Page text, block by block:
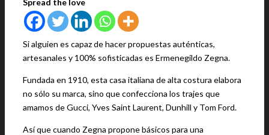
Spread the love
Si alguien es capaz de hacer propuestas auténticas,
artesanales y 100% sofisticadas es Ermenegildo Zegna.
Fundada en 1910, esta casa italiana de alta costura elabora
no sólo su marca, sino que confecciona los trajes que
amamos de Gucci, Yves Saint Laurent, Dunhill y Tom Ford.
Así que cuando Zegna propone básicos para una